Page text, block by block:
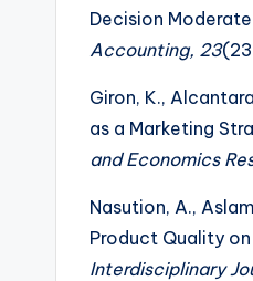
Decision
Accounting, 23
Giron, K.,
as a Marketing
and Economics
Nasution, A.,
Product Quality
Interdisciplinary